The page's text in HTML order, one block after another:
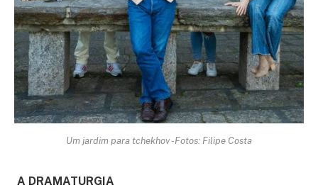
Um jardim para tchekhov -Fotos: Filipe Costa
A DRAMATURGIA